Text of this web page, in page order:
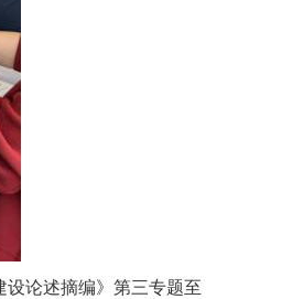
设论述摘编》第三专题至